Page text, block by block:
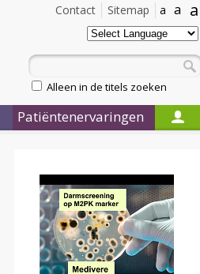
a
a
a
Sitemap
Contact
Alleen in de titels zoeken
Patiëntenervaringen